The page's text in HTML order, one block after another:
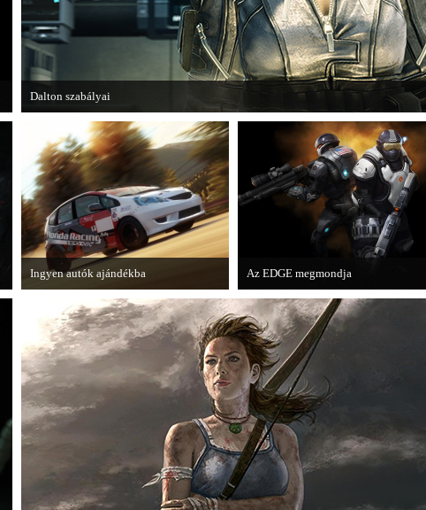
Dalton szabályai
Új videóval jelentkezik az Insomniac Games játéka, a Fuse.
Ingyen autók ajándékba
A Forza Horizon készítői ingyenesen
letölthető autókkal kedveskednek a
játékosok számára.
Az EDGE megmondja
Az egyik leghíresebb játékmagazin, az
EDGE is elmondja, hogy szerinte
melyek voltak idén a legjobb játékok.